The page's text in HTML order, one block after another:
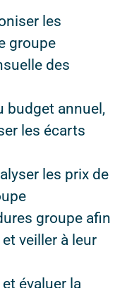
les
groupe
des
budget annuel,
les écarts
les prix de
groupe afin
veiller à leur
évaluer la